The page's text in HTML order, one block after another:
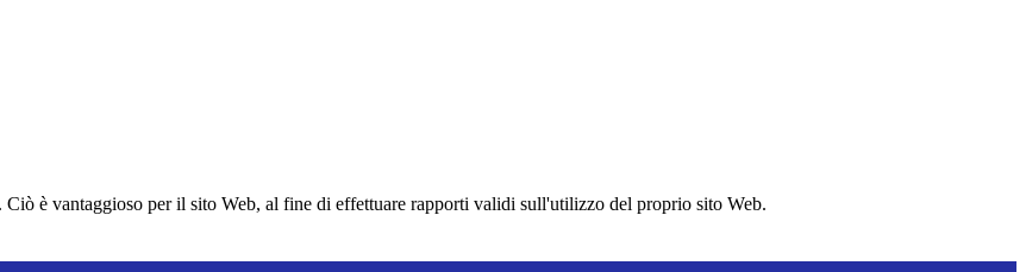
è vantaggioso per il sito Web, al fine di effettuare rapporti validi sull'utilizzo del proprio sito Web.